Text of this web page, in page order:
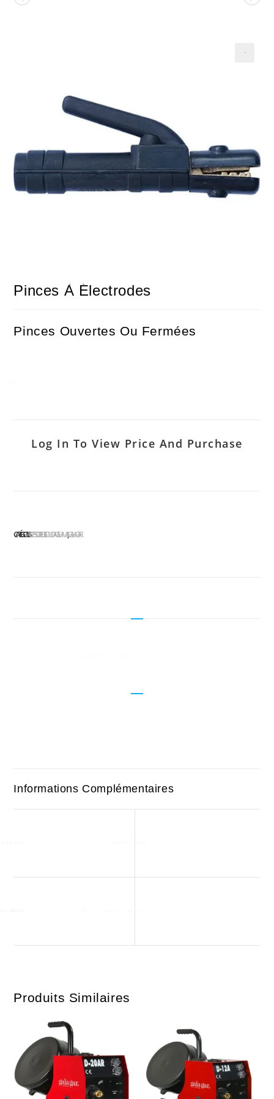
Pinces À Électrodes
Pinces Ouvertes Ou Fermées
Log In To View Price And Purchase
CATÉGORIES :ACCESSOIRES DE SOUDAGE MMAGALAGAR
Informations Complémentaires
Produits Similaires